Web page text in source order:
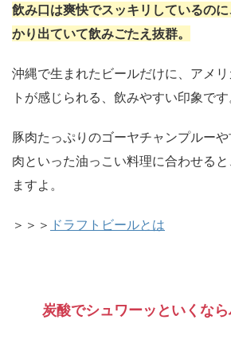
飲み口は爽快でスッキリしているの
かり出ていて飲みごたえ抜群。
沖縄で生まれたビールだけに、アメ
トが感じられる、飲みやすい印象です
豚肉たっぷりのゴーヤチャンプルー
肉といった油っこい料理に合わせる
ますよ。
＞＞＞ ドラフトビールとは
炭酸でシュワーッといくなら